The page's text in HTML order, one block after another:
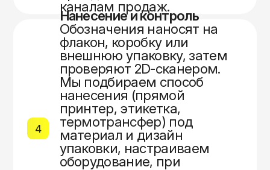
каналам продаж.
4
Нанесение и контроль
Обозначения наносят на
флакон, коробку или
внешнюю упаковку, затем
проверяют 2D‑сканером.
Мы подбираем способ
нанесения (прямой
принтер, этикетка,
термотрансфер) под
материал и дизайн
упаковки, настраиваем
оборудование, при